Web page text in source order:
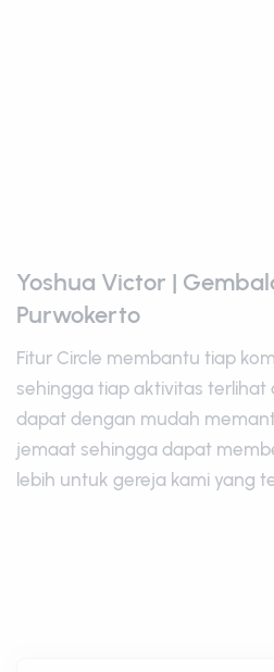
Yoshua Victor |
Purwokerto
Fitur Circle membantu tiap
sehingga tiap aktivitas terlihat
dapat dengan mudah
jemaat sehingga dapat
lebih untuk gereja kami yang